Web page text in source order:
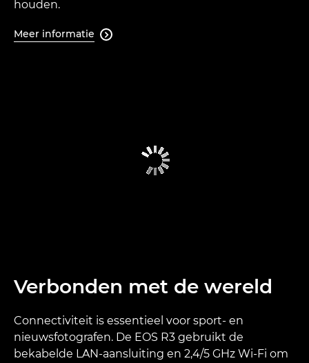
houden.
Meer informatie 
Verbonden met de wereld
Connectiviteit is essentieel voor sport- en
nieuwsfotografen. De EOS R3 gebruikt de
bekabelde LAN-aansluiting en 2,4/5 GHz Wi-Fi om